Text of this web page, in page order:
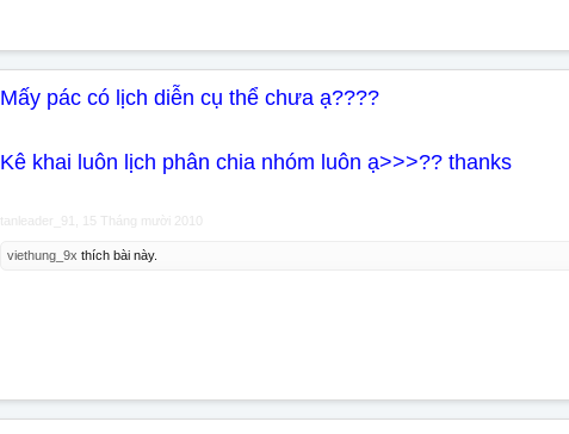
Mấy pác có lịch diễn cụ thể chưa ạ????
Kê khai luôn lịch phân chia nhóm luôn ạ>>>?? thanks
tanleader_91 15 Tháng mười 2010
viethung_9x thích bài này.